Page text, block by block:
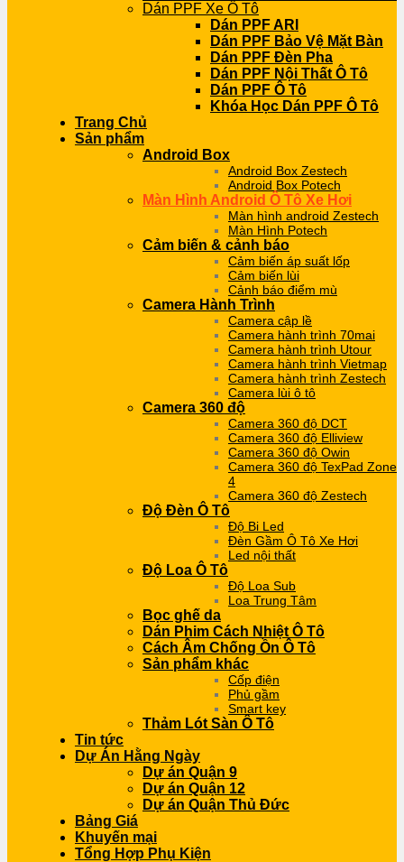
Dán PPF Xe Ô Tô
Dán PPF ARI
Dán PPF Bảo Vệ Mặt Bàn
Dán PPF Đèn Pha
Dán PPF Nội Thất Ô Tô
Dán PPF Ô Tô
Khóa Học Dán PPF Ô Tô
Trang Chủ
Sản phẩm
Android Box
Android Box Zestech
Android Box Potech
Màn Hình Android Ô Tô Xe Hơi
Màn hình android Zestech
Màn Hình Potech
Cảm biến & cảnh báo
Cảm biến áp suất lốp
Cảm biến lùi
Cảnh báo điểm mù
Camera Hành Trình
Camera cập lề
Camera hành trình 70mai
Camera hành trình Utour
Camera hành trình Vietmap
Camera hành trình Zestech
Camera lùi ô tô
Camera 360 độ
Camera 360 độ DCT
Camera 360 độ Elliview
Camera 360 độ Owin
Camera 360 độ TexPad Zone
4
Camera 360 độ Zestech
Độ Đèn Ô Tô
Độ Bi Led
Đèn Gầm Ô Tô Xe Hơi
Led nội thất
Độ Loa Ô Tô
Độ Loa Sub
Loa Trung Tâm
Bọc ghế da
Dán Phim Cách Nhiệt Ô Tô
Cách Âm Chống Ồn Ô Tô
Sản phẩm khác
Cốp điện
Phủ gầm
Smart key
Thảm Lót Sàn Ô Tô
Tin tức
Dự Án Hằng Ngày
Dự án Quận 9
Dự án Quận 12
Dự án Quận Thủ Đức
Bảng Giá
Khuyến mại
Tổng Hợp Phụ Kiện